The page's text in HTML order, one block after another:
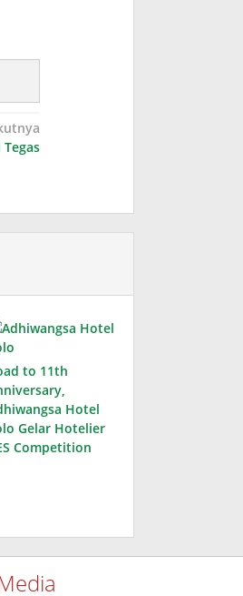
to 11th
Hotel
Gelar Hotelier
Competition